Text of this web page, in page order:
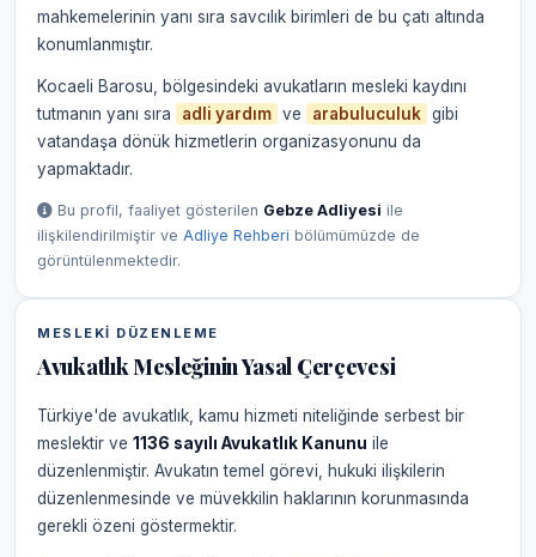
mahkemelerinin yanı sıra savcılık birimleri de bu çatı altında
konumlanmıştır.
Kocaeli Barosu, bölgesindeki avukatların mesleki kaydını
tutmanın yanı sıra
adli yardım ve arabuluculuk gibi
vatandaşa dönük hizmetlerin organizasyonunu da
yapmaktadır.
Bu profil, faaliyet gösterilen Gebze Adliyesi ile
ilişkilendirilmiştir ve Adliye Rehberi bölümümüzde de
görüntülenmektedir.
MESLEKI DÜZENLEME
Avukatlık Mesleğinin Yasal Çerçevesi
Türkiye'de avukatlık, kamu hizmeti niteliğinde serbest bir
meslektir ve 1136 sayılı Avukatlık Kanunu ile
düzenlenmiştir. Avukatın temel görevi, hukuki ilişkilerin
düzenlenmesinde ve müvekkilin haklarının korunmasında
gerekli özeni göstermektir.